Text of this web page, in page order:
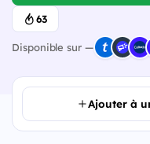
63
Disponible sur —
Ajouter à